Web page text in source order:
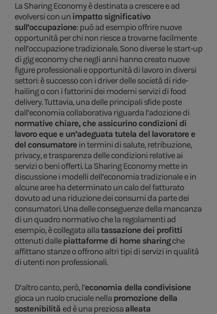
La Sharing Economy è destinata a crescere e ad
evolversi con unimpatto significativo
sull’occupazione: può ad esempio offrire nuove
opportunità per chi non riesce a trovarne facilmente
nell’occupazione tradizionale. Sono diverse le start-up
di gig economy che negli anni hanno creato nuove
figure professionali e opportunità di lavoro in diversi
settori: è successo con i driver delle società di ride-
hailing o con i fattorini dei moderni servizi di food
delivery. Tuttavia, una delle principali sfide poste
dall’economia collaborativa riguarda l’adozione di
normative chiare, che assicurino condizioni di
lavoro eque e un’adeguata tutela del lavoratore e
del consumatore in termini di salute, retribuzione,
privacy, e trasparenza delle condizioni relative ai
servizi o beni offerti. La Sharing Economy mette in
discussione i modelli dell’economia tradizionale e in
alcune aree ha determinato un calo del fatturato
dovuto ad una riduzione dei consumi da parte dei
consumatori. Una delle conseguenze della mancanza
di un quadro normativo che la regolamenti ad
esempio, è collegata allatassazione dei profitti
ottenuti dallepiattaforme di home sharingche
affittano stanze o offrono altri tipi di servizi in qualità
di utenti non professionali.
D’altro canto, però, l’economia della condivisione
gioca un ruolo cruciale nellapromozione della
sostenibilità ed è una preziosaalleata